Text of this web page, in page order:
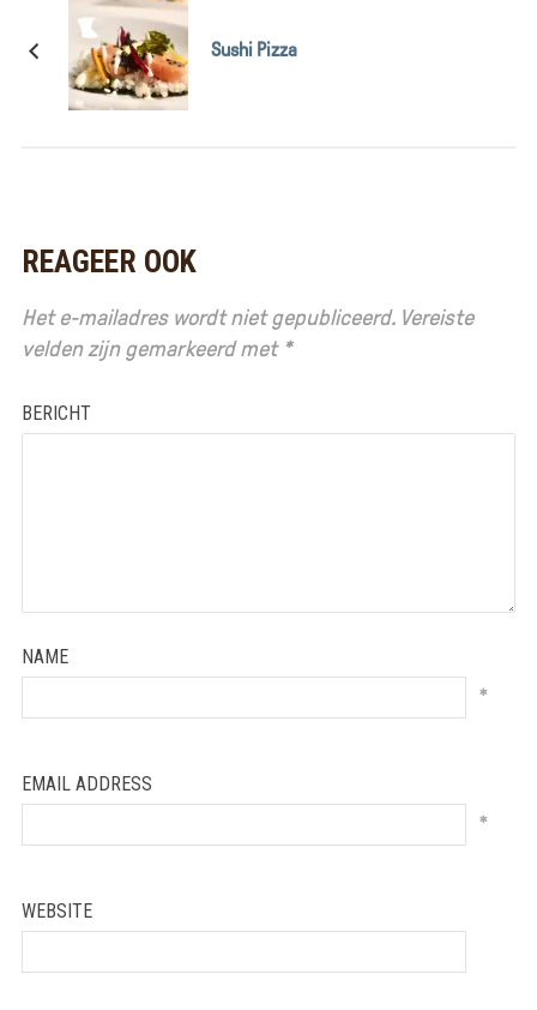
Sushi Pizza
REAGEER OOK
Het e-mailadres wordt niet gepubliceerd. Vereiste
velden zijn gemarkeerd met *
BERICHT
NAME
*
EMAIL ADDRESS
*
WEBSITE